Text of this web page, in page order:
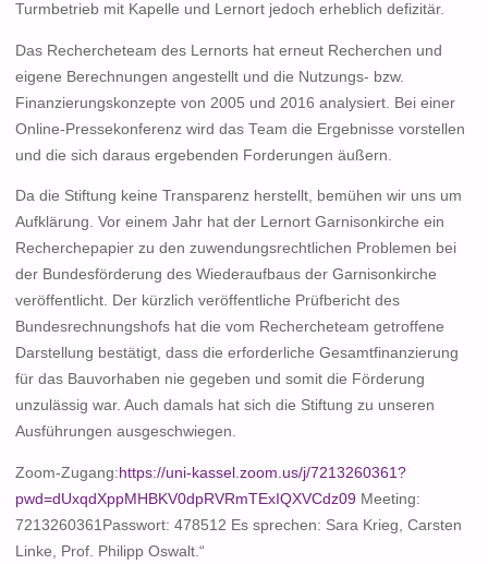
Turmbetrieb mit Kapelle und Lernort jedoch erheblich defizitär.
Das Rechercheteam des Lernorts hat erneut Recherchen und
eigene Berechnungen angestellt und die Nutzungs- bzw.
Finanzierungskonzepte von 2005 und 2016 analysiert. Bei einer
Online-Pressekonferenz wird das Team die Ergebnisse vorstellen
und die sich daraus ergebenden Forderungen äußern.
Da die Stiftung keine Transparenz herstellt, bemühen wir uns um
Aufklärung. Vor einem Jahr hat der Lernort Garnisonkirche ein
Recherchepapier zu den zuwendungsrechtlichen Problemen bei
der Bundesförderung des Wiederaufbaus der Garnisonkirche
veröffentlicht. Der kürzlich veröffentliche Prüfbericht des
Bundesrechnungshofs hat die vom Rechercheteam getroffene
Darstellung bestätigt, dass die erforderliche Gesamtfinanzierung
für das Bauvorhaben nie gegeben und somit die Förderung
unzulässig war. Auch damals hat sich die Stiftung zu unseren
Ausführungen ausgeschwiegen.
Zoom-Zugang: https://uni-kassel.zoom.us/j/7213260361?
pwd=dUxqdXppMHBKV0dpRVRmTExIQXVCdz09Meeting:
7213260361Passwort: 478512 Es sprechen: Sara Krieg, Carsten
Linke, Prof. Philipp Oswalt.“